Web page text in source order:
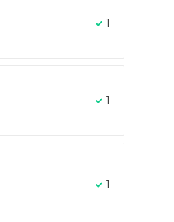
1
1
1